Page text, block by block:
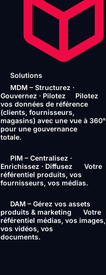
Solutions
MDM – Structurez ·
Gouvernez · Pilotez
Pilotez
vos données de référence
(clients, fournisseurs,
magasins) avec une vue à 360°
pour une gouvernance
totale.
PIM – Centralisez ·
Enrichissez · Diffusez
Votre
référentiel produits, vos
fournisseurs, vos médias.
DAM – Gérez vos assets
produits & marketing
Votre
référentiel médias, vos images,
vos vidéos, vos
documents.